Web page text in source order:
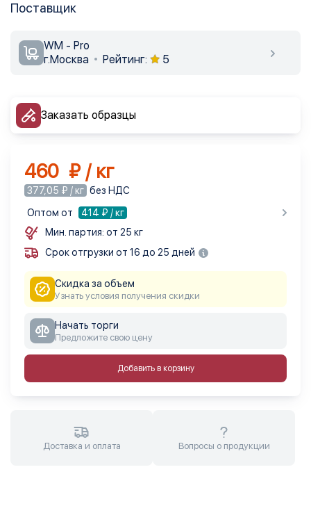
Поставщик
WM - Pro
г.Москва
Рейтинг: 5
Заказать образцы
460 ₽ / кг
377,05 ₽ / кг без НДС
Оптом от
414 ₽ / кг
Мин. партия: от 25 кг
Срок отгрузки от 16 до 25 дней
Скидка за объем
Узнать условия получения скидки
Начать торги
Предложите свою цену
Добавить в корзину
Доставка и оплата Вопросы о продукции